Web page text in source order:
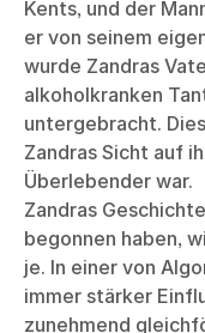
Kents, und der
er von seinem
wurde Zandras
alkoholkranken
untergebracht.
Zandras Sicht auf
Überlebender war.
Zandras
begonnen haben,
je. In einer von
immer stärker
zunehmend